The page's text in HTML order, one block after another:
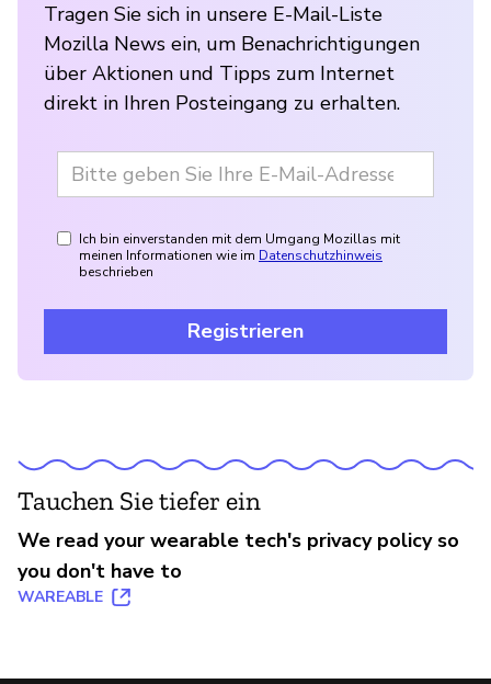
Tragen Sie sich in unsere E-Mail-Liste
Mozilla News ein, um Benachrichtigungen
über Aktionen und Tipps zum Internet
direkt in Ihren Posteingang zu erhalten.
Ich bin einverstanden mit dem Umgang Mozillas mit
meinen Informationen wie im Datenschutzhinweis
beschrieben
Registrieren
Tauchen Sie tiefer ein
We read your wearable tech's privacy policy so
you don't have to
WAREABLE